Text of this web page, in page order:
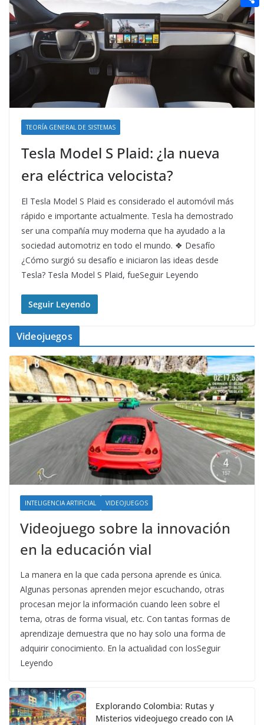
TEORÍA GENERAL DE SISTEMAS
Tesla Model S Plaid: ¿la nueva
era eléctrica velocista?
El Tesla Model S Plaid es considerado el automóvil más
rápido e importante actualmente. Tesla ha demostrado
ser una compañía muy moderna que ha ayudado a la
sociedad automotriz en todo el mundo. ❖ Desafío
¿Cómo surgió su desafío e iniciaron las ideas desde
Tesla? Tesla Model S Plaid, fueSeguir Leyendo
Seguir Leyendo
Videojuegos
INTELIGENCIA ARTIFICIAL VIDEOJUEGOS
Videojuego sobre la innovación
en la educación vial
La manera en la que cada persona aprende es única.
Algunas personas aprenden mejor escuchando, otras
procesan mejor la información cuando leen sobre el
tema, otras de forma visual, etc. Con tantas formas de
aprendizaje demuestra que no hay solo una forma de
adquirir conocimiento. En la actualidad con losSeguir
Leyendo
Explorando Colombia: Rutas y
Misterios videojuego creado con IA
n
g
e
r
e
r
e
r
e
s
t
a
i
e
d
d
i
t
C
o
m
p
a
r